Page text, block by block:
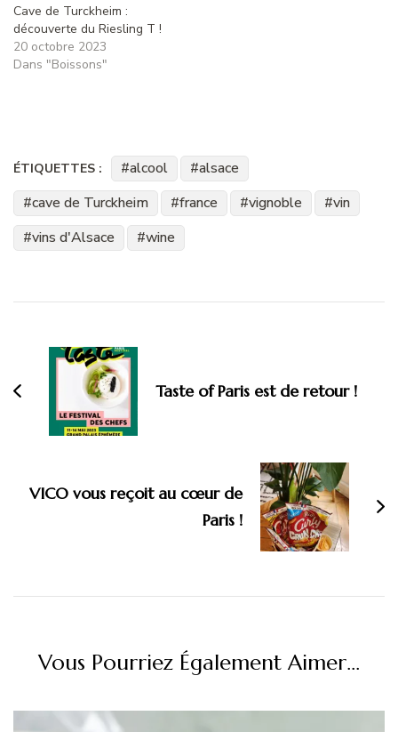
Cave de Turckheim :
découverte du Riesling T !
20 octobre 2023
Dans "Boissons"
ÉTIQUETTES : alcool
alsace
cave de Turckheim
france vignoble
vin
vins d'Alsace
wine
d'article
Taste of Paris est de retour !
VICO vous reçoit au cœur de
Paris !
Vous Pourriez Également Aimer...